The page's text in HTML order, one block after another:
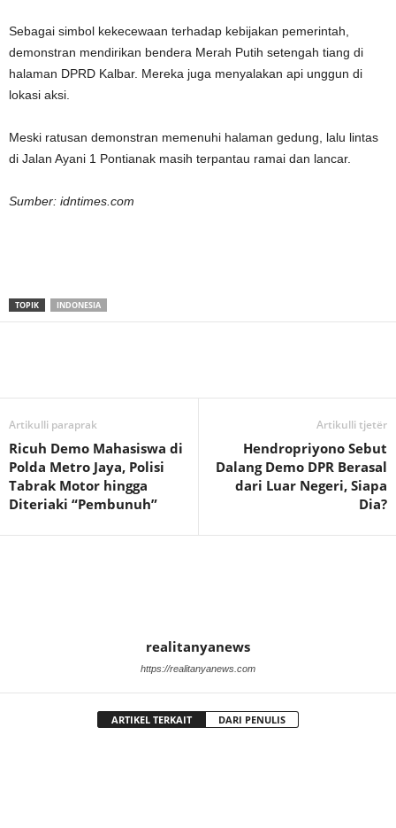
Sebagai simbol kekecewaan terhadap kebijakan pemerintah,
demonstran mendirikan bendera Merah Putih setengah tiang di
halaman DPRD Kalbar. Mereka juga menyalakan api unggun di
lokasi aksi.
Meski ratusan demonstran memenuhi halaman gedung, lalu lintas
di Jalan Ayani 1 Pontianak masih terpantau ramai dan lancar.
Sumber: idntimes.com
TOPIK INDONESIA
Artikulli paraprak
Ricuh Demo Mahasiswa di
Polda Metro Jaya, Polisi
Tabrak Motor hingga
Diteriaki “Pembunuh”
Artikulli tjetër
Hendropriyono Sebut
Dalang Demo DPR Berasal
dari Luar Negeri, Siapa
Dia?
realitanyanews
https://realitanyanews.com
ARTIKEL TERKAIT DARI PENULIS